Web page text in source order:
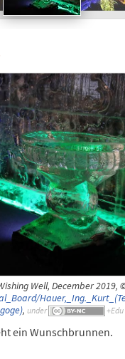
Well, December 2019,
goge), under
ein Wunschbrunnen.